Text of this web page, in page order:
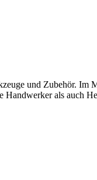
und Zubehör.
als auch